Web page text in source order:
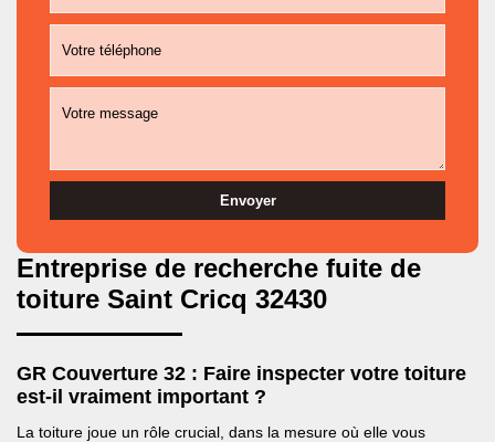
Entreprise de recherche fuite de
toiture Saint Cricq 32430
GR Couverture 32 : Faire inspecter votre toiture
est-il vraiment important ?
La toiture joue un rôle crucial, dans la mesure où elle vous